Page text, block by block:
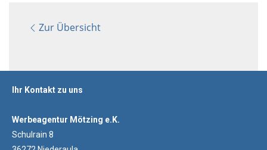
Zur Übersicht
Ihr Kontakt zu uns
Werbeagentur Mötzing e.K.
Schulrain 8